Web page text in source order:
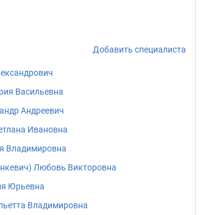
Добавить специалиста
Васильевна
Андреевич
Ивановна
Владимировна
Любовь Викторовна
Юрьевна
Владимировна